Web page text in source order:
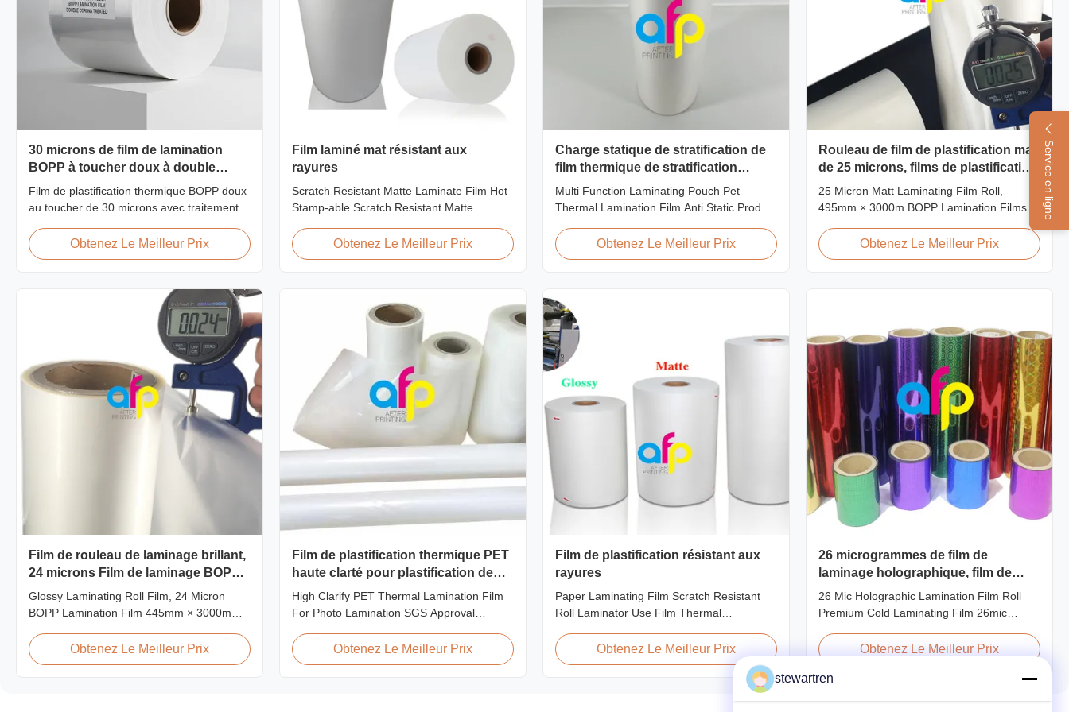
Service en ligne
30 microns de film de lamination
BOPP à toucher doux à double
couronne traité
Film de plastification thermique BOPP doux
au toucher de 30 microns avec traitement
tactile veloutée, idéal pour les albums photo
haut de gamme, les livres de mariage et les
longueur personnalisées disponibles.
Obtenez Le Meilleur Prix
Film laminé mat résistant aux
rayures
Scratch Resistant Matte Laminate Film Hot
Stamp-able Scratch Resistant Matte
Cardboard Scratch resistant matte laminate
film is one of the plastic laminate films we
Obtenez Le Meilleur Prix
Charge statique de stratification de
film thermique de stratification
d'animal familier de poche de
fonction multi anti
Multi Function Laminating Pouch Pet
Thermal Lamination Film Anti Static Product
workable for different ways of printing,
especially offset printing. It is composited of
film that ...
Obtenez Le Meilleur Prix
Rouleau de film de plastification mat
de 25 microns, films de plastification
BOPP de 495 mm * 3000 m
25 Micron Matt Laminating Film Roll,
495mm × 3000m BOPP Lamination Films
Film, Roll Measured 495mm × 3000m
Product Specifications Specifications AFP-
Obtenez Le Meilleur Prix
Film de rouleau de laminage brillant,
24 microns Film de laminage BOPP
445mm * 3000m Rouleau
Glossy Laminating Roll Film, 24 Micron
BOPP Lamination Film 445mm × 3000m
BOPP Thermal Lamination Film, Roll
445mm Wide 3000m Long Product
Obtenez Le Meilleur Prix
Film de plastification thermique PET
haute clarté pour plastification de
photos, approuvé SGS
High Clarify PET Thermal Lamination Film
For Photo Lamination SGS Approval
PET thermal lamination film rolls with
thickness ranging from 12 micron to 350
Obtenez Le Meilleur Prix
Film de plastification résistant aux
rayures
Paper Laminating Film Scratch Resistant
Roll Laminator Use Film Thermal
Paper Laminate We produce two types of
thermal lamination film based on base film
material for different printing methods and
paper thickness: BOPP Thermal Lamination
Obtenez Le Meilleur Prix
26 microgrammes de film de
laminage holographique, film de
laminage à froid haut de gamme
26 Mic Holographic Lamination Film Roll
Premium Cold Laminating Film 26mic
Film Holographic Thermal Laminating Film
12 micron 15 micron EVA 6 micron EVA 8
Obtenez Le Meilleur Prix
stewartren